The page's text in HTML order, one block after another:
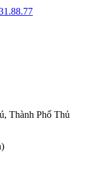
Thành Phố Thủ